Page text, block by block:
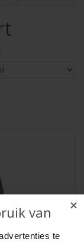
✕
van
te